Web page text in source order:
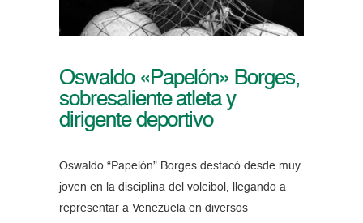
Oswaldo «Papelón» Borges,
sobresaliente atleta y
dirigente deportivo
Oswaldo “Papelón” Borges destacó desde muy
joven en la disciplina del voleibol, llegando a
representar a Venezuela en diversos